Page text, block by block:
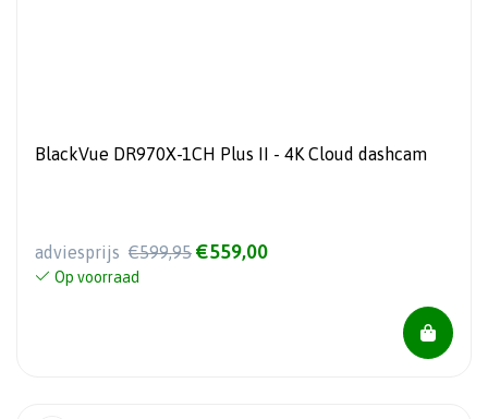
BlackVue DR970X-1CH Plus II - 4K Cloud dashcam
adviesprijs €599,95 €559,00
Op voorraad